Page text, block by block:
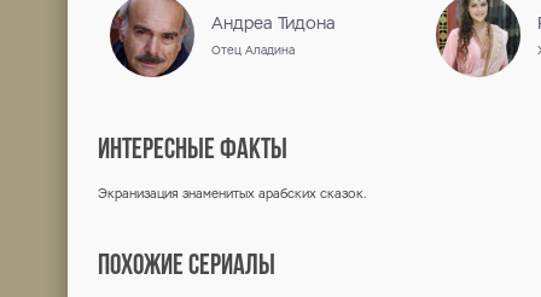
СЕЗОН 1 / 2012